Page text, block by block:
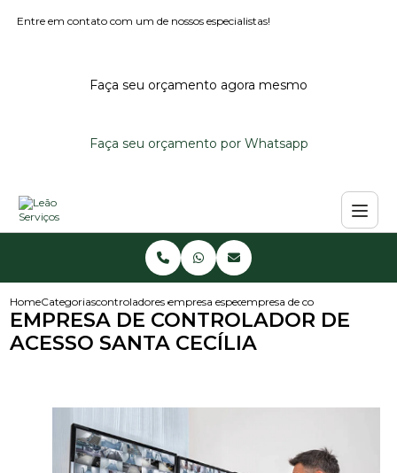
Entre em contato com um de nossos especialistas!
Faça seu orçamento agora mesmo
Faça seu orçamento por Whatsapp
HomeCategoriascontroladores de acessoempresa especialista em controlador de
empresa de controlador de
EMPRESA DE CONTROLADOR DE
ACESSO SANTA CECÍLIA